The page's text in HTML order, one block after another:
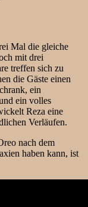
Mal die gleiche
mit drei
treffen sich zu
die Gäste einen
ein
ein volles
Reza eine
Verläufen.
nach dem
haben kann, ist